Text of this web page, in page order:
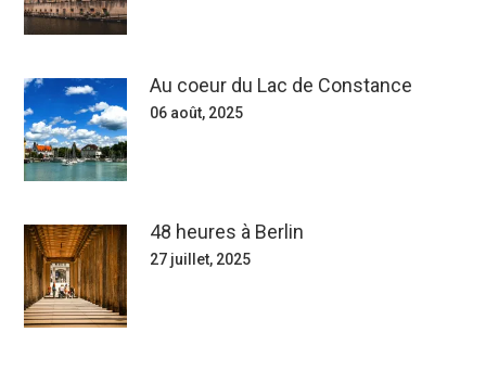
Au coeur du Lac de Constance
06 août, 2025
48 heures à Berlin
27 juillet, 2025